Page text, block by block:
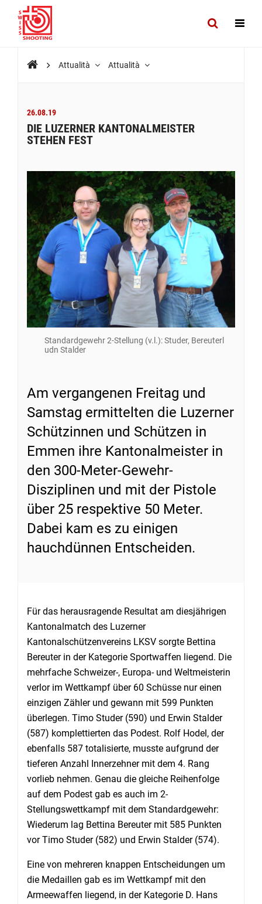
Attualità Attualità
26.08.19
DIE LUZERNER KANTONALMEISTER
STEHEN FEST
Standardgewehr 2-Stellung (v.l.): Studer, Bereuterl
udn Stalder
Am vergangenen Freitag und
Samstag ermittelten die Luzerner
Schützinnen und Schützen in
Emmen ihre Kantonalmeister in
den 300-Meter-Gewehr-
Disziplinen und mit der Pistole
über 25 respektive 50 Meter.
Dabei kam es zu einigen
hauchdünnen Entscheiden.
Für das herausragende Resultat am diesjährigen
Kantonalmatch des Luzerner
Kantonalschützenvereins LKSV sorgte Bettina
Bereuter in der Kategorie Sportwaffen liegend. Die
mehrfache Schweizer-, Europa- und Weltmeisterin
verlor im Wettkampf über 60 Schüsse nur einen
einzigen Zähler und gewann mit 599 Punkten
überlegen. Timo Studer (590) und Erwin Stalder
(587) komplettierten das Podest. Rolf Hodel, der
ebenfalls 587 totalisierte, musste aufgrund der
tieferen Anzahl Innerzehner mit dem 4. Rang
vorlieb nehmen. Genau die gleiche Reihenfolge
auf dem Podest gab es auch im 2-
Stellungswettkampf mit dem Standardgewehr:
Wiederum lag Bettina Bereuter mit 585 Punkten
vor Timo Studer (582) und Erwin Stalder (574).
Eine von mehreren knappen Entscheidungen um
die Medaillen gab es im Wettkampf mit den
Armeewaffen liegend, in der Kategorie D. Hans